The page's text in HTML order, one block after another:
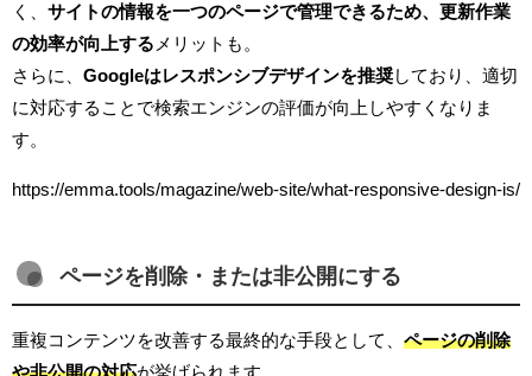
く、 サイトの情報を一つのページで管理できるため、更新作業
の効率が向上する メリットも。
さらに、 Googleはレスポンシブデザインを推奨 しており、適切
に対応することで検索エンジンの評価が向上しやすくなりま
す。
https://emma.tools/magazine/web-site/what-responsive-design-is/
ページを削除・または非公開にする
重複コンテンツを改善する最終的な手段として、 ページの削除
や非公開の対応が挙げられます。